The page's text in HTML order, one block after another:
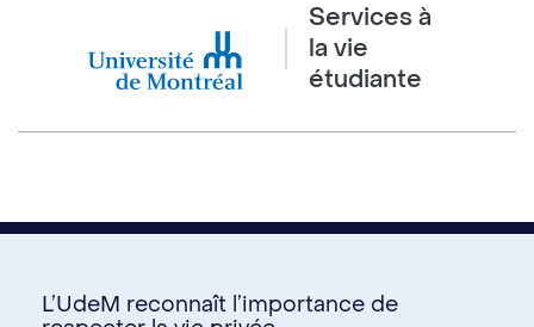
Services à
la vie
étudiante
L’UdeM reconnaît l’importance de